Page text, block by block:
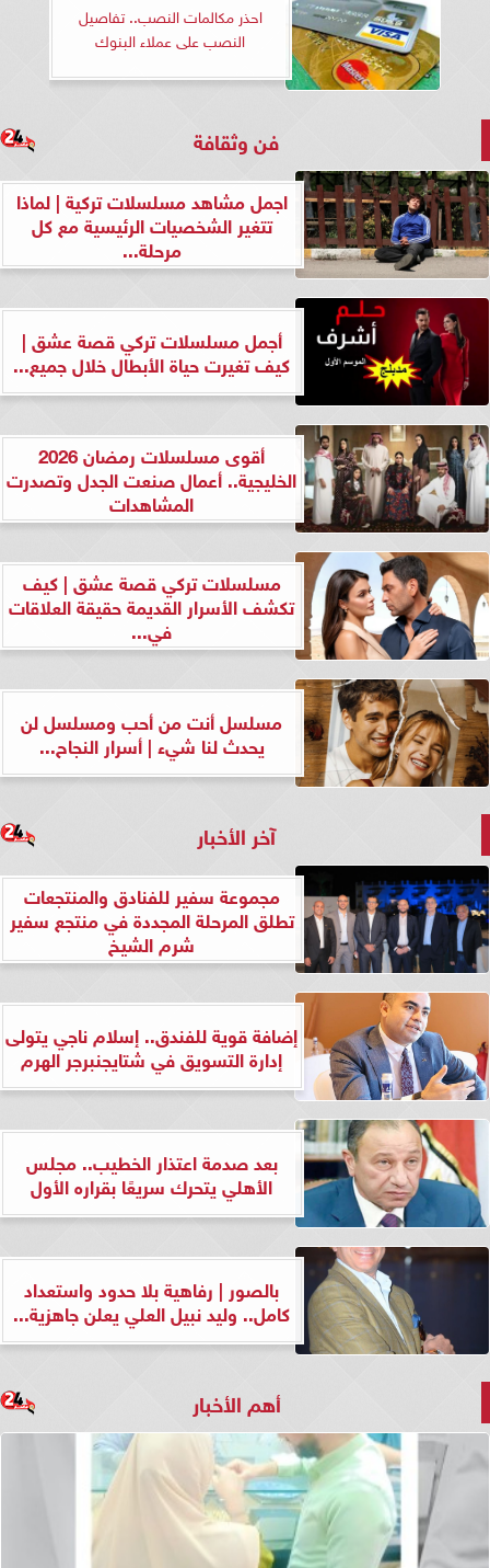
احذر مكالمات النصب.. تفاصيل
النصب على عملاء البنوك
فن وثقافة
اجمل مشاهد مسلسلات تركية | لماذا
تتغير الشخصيات الرئيسية مع كل
مرحلة...
أجمل مسلسلات تركي قصة عشق |
كيف تغيرت حياة الأبطال خلال جميع...
أقوى مسلسلات رمضان 2026
الخليجية.. أعمال صنعت الجدل وتصدرت
المشاهدات
مسلسلات تركي قصة عشق | كيف
تكشف الأسرار القديمة حقيقة العلاقات
في...
مسلسل أنت من أحب ومسلسل لن
يحدث لنا شيء | أسرار النجاح...
آخر الأخبار
مجموعة سفير للفنادق والمنتجعات
تطلق المرحلة المجددة في منتجع سفير
شرم الشيخ
إضافة قوية للفندق.. إسلام ناجي يتولى
إدارة التسويق في شتايجنبرجر الهرم
بعد صدمة اعتذار الخطيب.. مجلس
الأهلي يتحرك سريعًا بقراره الأول
بالصور | رفاهية بلا حدود واستعداد
كامل.. وليد نبيل العلي يعلن جاهزية...
أهم الأخبار